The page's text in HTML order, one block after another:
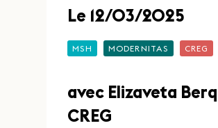
Le 12/03/2025
MSH MODERNITAS CREG
avec Elizaveta
CREG